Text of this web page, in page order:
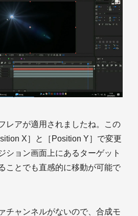
レアが適用されましたね。この
X］と［Position Y］で変更
ション画面上にあるターゲット
ことでも直感的に移動が可能で
チャンネルがないので、合成モ